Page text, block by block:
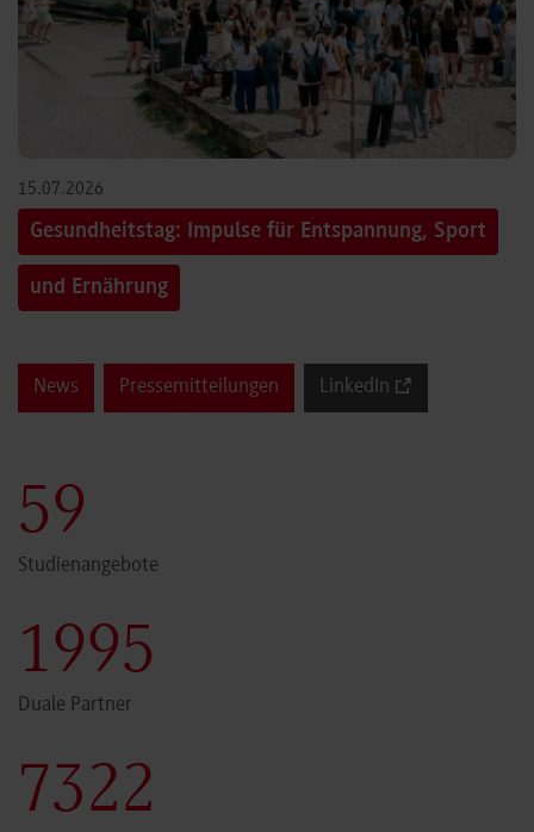
15.07.2026
Gesundheitstag: Impulse für Entspannung, Sport
und Ernährung
News Pressemitteilungen LinkedIn
60
Studienangebote
2000
Duale Partner
7341